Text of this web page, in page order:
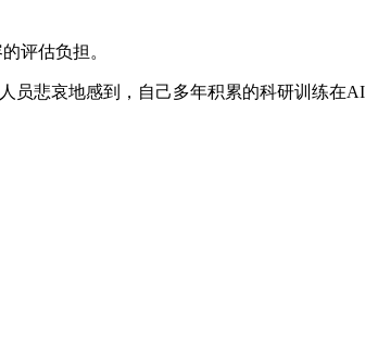
评估负担。
员悲哀地感到，自己多年积累的科研训练在AI